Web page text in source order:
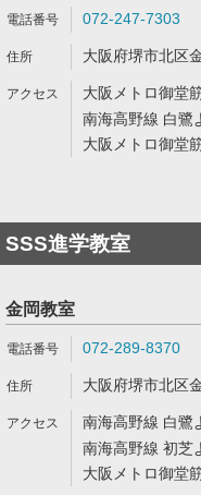
072-247-7303
大阪府堺市北区
大阪メトロ御堂
南海高野線 白鷺
大阪メトロ御堂
SSS進学教室
金岡教室
072-289-8370
大阪府堺市北区
南海高野線 白鷺
南海高野線 初芝
大阪メトロ御堂